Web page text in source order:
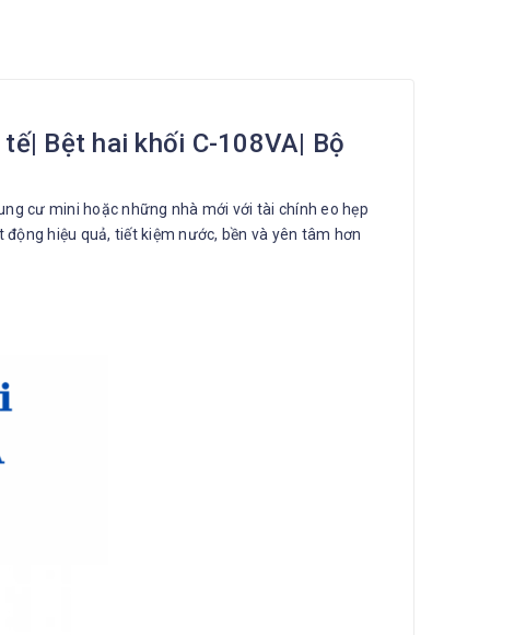
Bệt hai khối C-108VA| Bộ
cư mini hoặc những nhà mới với tài chính eo hẹp
hiệu quả, tiết kiệm nước, bền và yên tâm hơn